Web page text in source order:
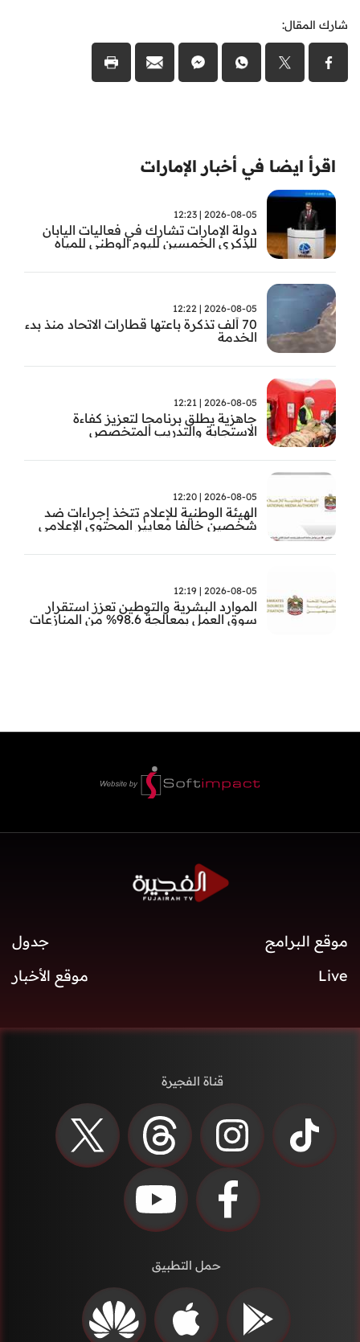
شارك المقال:
اقرأ ايضا في أخبار الإمارات
2026-08-05 | 12:23
دولة الإمارات تشارك في فعاليات اليابان
للذكرى الخمسين لليوم الوطني للمياه
2026-08-05 | 12:22
70 ألف تذكرة باعتها قطارات الاتحاد منذ بدء
الخدمة
2026-08-05 | 12:21
جاهزية يطلق برنامجا لتعزيز كفاءة
الاستجابة والتدريب المتخصص
2026-08-05 | 12:20
الهيئة الوطنية للإعلام تتخذ إجراءات ضد
شخصين خالفا معايير المحتوى الإعلامي
2026-08-05 | 12:19
الموارد البشرية والتوطين تعزز استقرار
سوق العمل بمعالجة 98.6% من المنازعات
موقع البرامج
جدول
Live
موقع الأخبار
قناة الفجيرة
حمل التطبيق